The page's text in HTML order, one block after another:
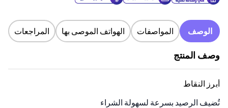
الوصف المواصفات الهواتف الموصى بها المراجعات
وصف المنتج
أبرز النقاط
تُضيف الرصيد بسرعة لسهولة الشراء